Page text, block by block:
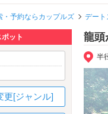
・予約ならカップルズ デート
龍頭
半
ット
更[ジャンル]